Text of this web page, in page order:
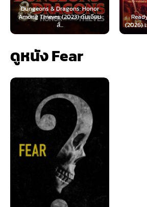
Dungeons & Dragons: Honor
Among Thieves (2023) ดันเจียน
Ready or
(2026) เกมพ
ดูหนัง Fear